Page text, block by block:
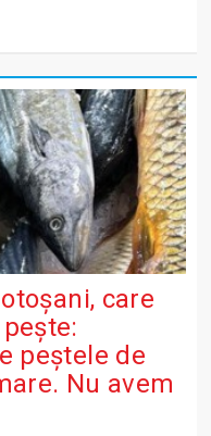
care
peştele de
Nu avem